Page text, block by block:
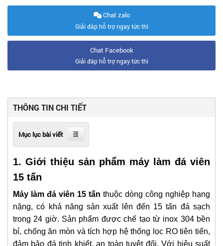
Chat zalo
Giải đáp hỗ trợ ngay tức thì
Chat Facebook
Giải đáp hỗ trợ ngay tức thì
THÔNG TIN CHI TIẾT
Mục lục bài viết
1. Giới thiệu sản phẩm máy làm đá viên
15 tấn
Máy làm đá viên 15 tấn thuộc dòng công nghiệp hạng
nặng, có khả năng sản xuất lên đến 15 tấn đá sạch
trong 24 giờ. Sản phẩm được chế tạo từ inox 304 bền
bỉ, chống ăn mòn và tích hợp hệ thống lọc RO tiên tiến,
đảm bảo đá tinh khiết, an toàn tuyệt đối. Với hiệu suất